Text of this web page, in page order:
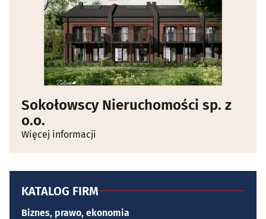
Sokołowscy Nieruchomości sp. z
o.o.
Więcej informacji
KATALOG FIRM
Biznes, prawo, ekonomia